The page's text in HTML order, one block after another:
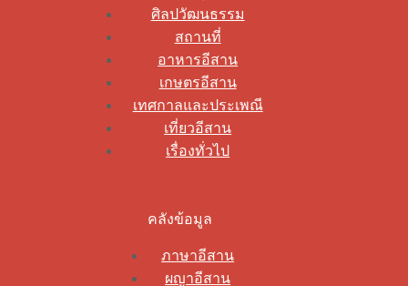
ศิลปวัฒนธรรม
สถานที่
อาหารอีสาน
เกษตรอีสาน
เทศกาลและประเพณี
เที่ยวอีสาน
เรื่องทั่วไป
คลังข้อมูล
ภาษาอีสาน
ผญาอีสาน